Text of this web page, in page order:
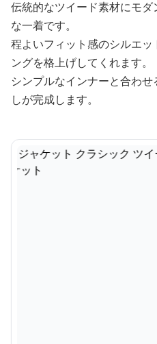
伝統的なツイード素材にモ
な一着です。
程よいフィット感のシルエ
ングを格上げしてくれます。
シンプルなインナーと合わ
しが完成します。